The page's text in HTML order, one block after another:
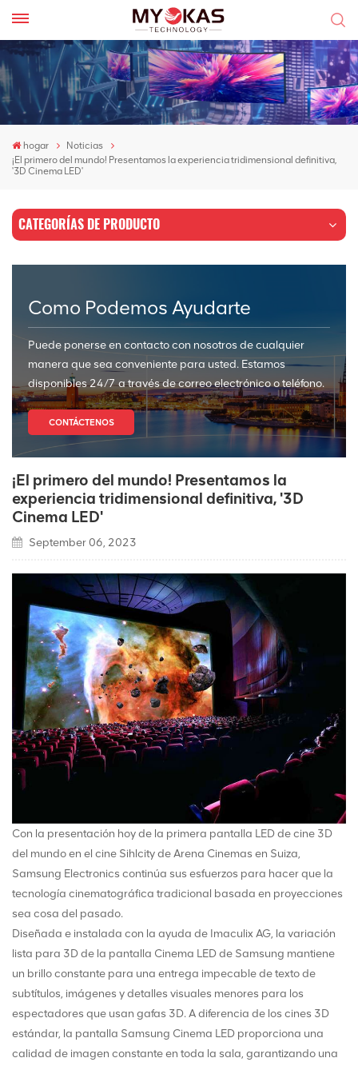
hogar
Noticias
¡El primero del mundo! Presentamos la experiencia tridimensional definitiva,
'3D Cinema LED'
CATEGORÍAS DE PRODUCTO
Como Podemos Ayudarte
Puede ponerse en contacto con nosotros de cualquier
manera que sea conveniente para usted. Estamos
disponibles 24/7 a través de correo electrónico o teléfono.
CONTÁCTENOS
¡El primero del mundo! Presentamos la
experiencia tridimensional definitiva, '3D
Cinema LED'
September 06, 2023
Con la presentación hoy de la primera pantalla LED de cine 3D
del mundo en el cine Sihlcity de Arena Cinemas en Suiza,
Samsung Electronics continúa sus esfuerzos para hacer que la
tecnología cinematográfica tradicional basada en proyecciones
sea cosa del pasado.
Diseñada e instalada con la ayuda de Imaculix AG, la variación
lista para 3D de la pantalla Cinema LED de Samsung mantiene
un brillo constante para una entrega impecable de texto de
subtítulos, imágenes y detalles visuales menores para los
espectadores que usan gafas 3D. A diferencia de los cines 3D
estándar, la pantalla Samsung Cinema LED proporciona una
calidad de imagen constante en toda la sala, garantizando una